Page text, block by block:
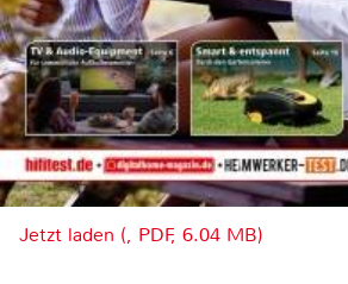
Jetzt laden (, PDF, 6.04 MB)